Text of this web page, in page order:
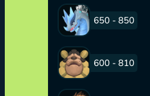
650 - 850
600 - 810